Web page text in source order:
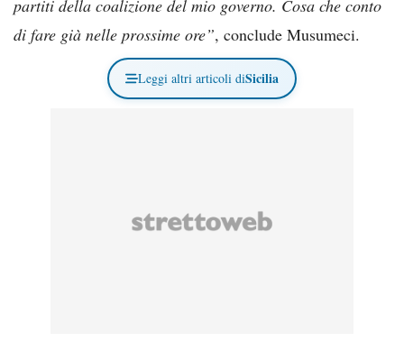
partiti della coalizione del mio governo. Cosa che conto
di fare già nelle prossime ore”, conclude Musumeci.
Leggi altri articoli diSicilia